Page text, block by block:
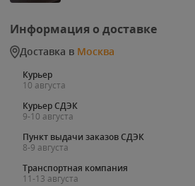
Информация о доставке
Доставка в Москва
Курьер
10 августа
Курьер СДЭК
9-10 августа
Пункт выдачи заказов СДЭК
8-9 августа
Транспортная компания
11-13 августа